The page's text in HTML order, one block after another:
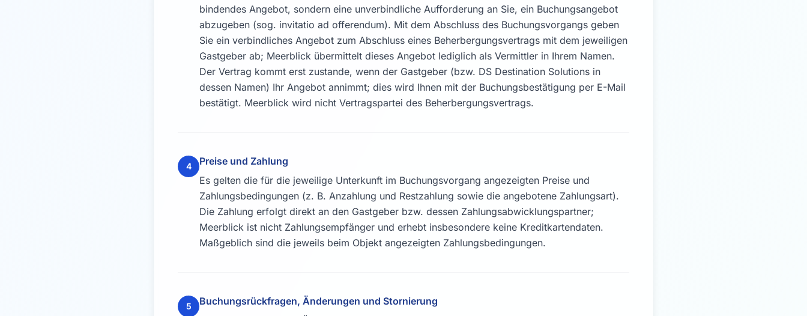
bindendes Angebot, sondern eine unverbindliche Aufforderung an Sie, ein Buchungsangebot
abzugeben (sog. invitatio ad offerendum). Mit dem Abschluss des Buchungsvorgangs geben
Sie ein verbindliches Angebot zum Abschluss eines Beherbergungsvertrags mit dem jeweiligen
Gastgeber ab; Meerblick übermittelt dieses Angebot lediglich als Vermittler in Ihrem Namen.
Der Vertrag kommt erst zustande, wenn der Gastgeber (bzw. DS Destination Solutions in
dessen Namen) Ihr Angebot annimmt; dies wird Ihnen mit der Buchungsbestätigung per E-Mail
bestätigt. Meerblick wird nicht Vertragspartei des Beherbergungsvertrags.
4
Preise und Zahlung
Es gelten die für die jeweilige Unterkunft im Buchungsvorgang angezeigten Preise und
Zahlungsbedingungen (z. B. Anzahlung und Restzahlung sowie die angebotene Zahlungsart).
Die Zahlung erfolgt direkt an den Gastgeber bzw. dessen Zahlungsabwicklungspartner;
Meerblick ist nicht Zahlungsempfänger und erhebt insbesondere keine Kreditkartendaten.
Maßgeblich sind die jeweils beim Objekt angezeigten Zahlungsbedingungen.
5
Buchungsrückfragen, Änderungen und Stornierung